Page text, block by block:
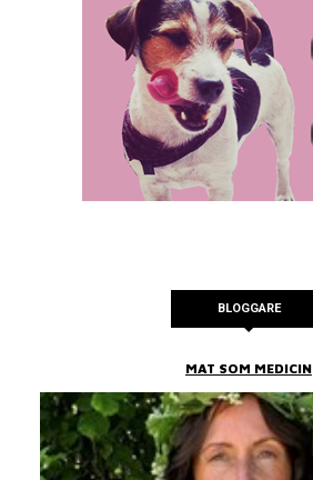
BLOGGARE
MAT SOM MEDICIN